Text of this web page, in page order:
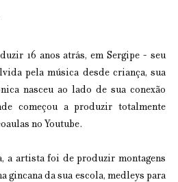
16 anos atrás, em Sergipe - seu
pela música desde criança, sua
nasceu ao lado de sua conexão
começou a produzir totalmente
no Youtube.
a artista foi de produzir montagens
gincana da sua escola, medleys para